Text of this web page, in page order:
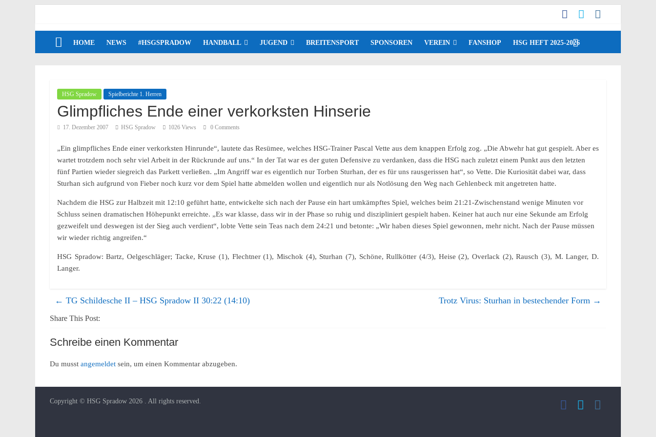
HOME NEWS #HSGSPRADOW HANDBALL JUGEND BREITENSPORT SPONSOREN VEREIN FANSHOP HSG HEFT 2025-2026
HSG Spradow Spielberichte 1. Herren
Glimpfliches Ende einer verkorksten Hinserie
17. Dezember 2007 HSG Spradow 1026 Views 0 Comments
„Ein glimpfliches Ende einer verkorksten Hinrunde“, lautete das Resümee, welches HSG-Trainer Pascal Vette aus dem knappen Erfolg zog. „Die Abwehr hat gut gespielt. Aber es
wartet trotzdem noch sehr viel Arbeit in der Rückrunde auf uns.“ In der Tat war es der guten Defensive zu verdanken, dass die HSG nach zuletzt einem Punkt aus den letzten
fünf Partien wieder siegreich das Parkett verließen. „Im Angriff war es eigentlich nur Torben Sturhan, der es für uns rausgerissen hat“, so Vette. Die Kuriosität dabei war, dass
Sturhan sich aufgrund von Fieber noch kurz vor dem Spiel hatte abmelden wollen und eigentlich nur als Notlösung den Weg nach Gehlenbeck mit angetreten hatte.
Nachdem die HSG zur Halbzeit mit 12:10 geführt hatte, entwickelte sich nach der Pause ein hart umkämpftes Spiel, welches beim 21:21-Zwischenstand wenige Minuten vor
Schluss seinen dramatischen Höhepunkt erreichte. „Es war klasse, dass wir in der Phase so ruhig und diszipliniert gespielt haben. Keiner hat auch nur eine Sekunde am Erfolg
gezweifelt und deswegen ist der Sieg auch verdient“, lobte Vette sein Teas nach dem 24:21 und betonte: „Wir haben dieses Spiel gewonnen, mehr nicht. Nach der Pause müssen
wir wieder richtig angreifen.“
HSG Spradow: Bartz, Oelgeschläger; Tacke, Kruse (1), Flechtner (1), Mischok (4), Sturhan (7), Schöne, Rullkötter (4/3), Heise (2), Overlack (2), Rausch (3), M. Langer, D.
Langer.
← TG Schildesche II – HSG Spradow II 30:22 (14:10) Trotz Virus: Sturhan in bestechender Form →
Share This Post:
Schreibe einen Kommentar
Du musst angemeldet sein, um einen Kommentar abzugeben.
Copyright © HSG Spradow 2026 . All rights reserved.